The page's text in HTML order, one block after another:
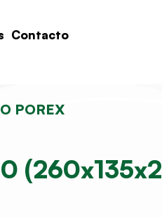
Contacto
POREX